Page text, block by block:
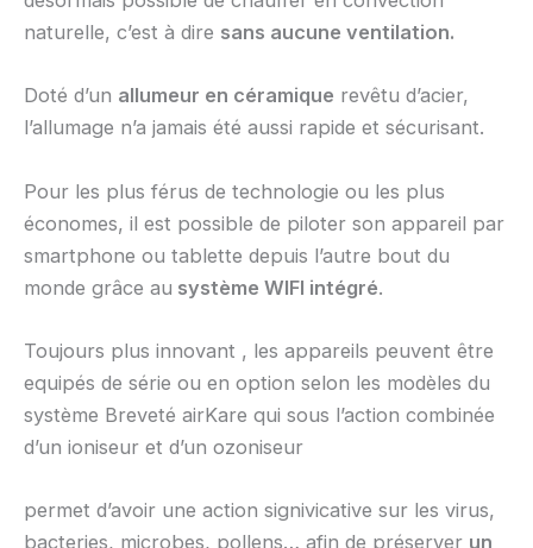
naturelle, c’est à dire sans aucune ventilation.
Doté d’un allumeur en céramique revêtu d’acier,
l’allumage n’a jamais été aussi rapide et sécurisant.
Pour les plus férus de technologie ou les plus
économes, il est possible de piloter son appareil par
smartphone ou tablette depuis l’autre bout du
monde grâce au système WIFI intégré.
Toujours plus innovant , les appareils peuvent être
equipés de série ou en option selon les modèles du
système Breveté airKare qui sous l’action combinée
d’un ioniseur et d’un ozoniseur
permet d’avoir une action signivicative sur les virus,
bacteries, microbes, pollens… afin de préserver un